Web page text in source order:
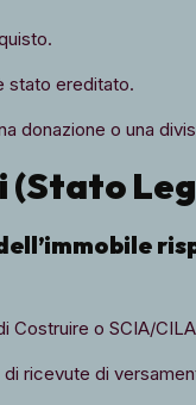
stato ereditato.
donazione o una
(Stato
Costruire o SCIA/
ricevute di